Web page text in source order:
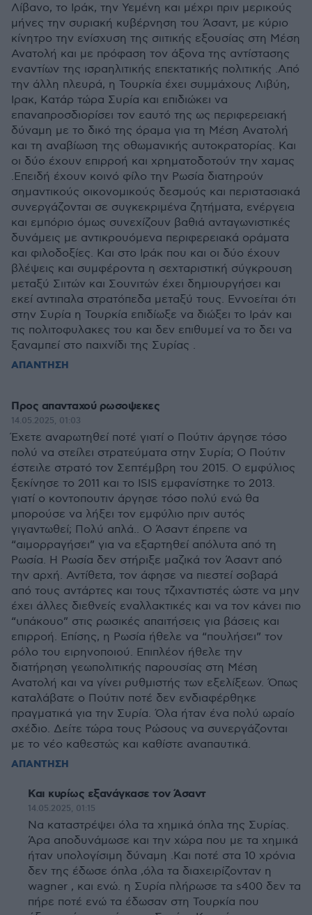
Λίβανο, το Ιράκ, την Υεμένη και μέχρι πριν μερικούς
μήνες την συριακή κυβέρνηση του Άσαντ, με κύριο
κίνητρο την ενίσχυση της σιιτικής εξουσίας στη Μέση
Ανατολή και με πρόφαση τον άξονα της αντίστασης
εναντίων της ισραηλιτικής επεκτατικής πολιτικής .Από
την άλλη πλευρά, η Τουρκία έχει συμμάχους Λιβύη,
Ιρακ, Κατάρ τώρα Συρία και επιδιώκει να
επαναπροσδιορίσει τον εαυτό της ως περιφερειακή
δύναμη με το δικό της όραμα για τη Μέση Ανατολή
και τη αναβίωση της οθωμανικής αυτοκρατορίας. Και
οι δύο έχουν επιρροή και χρηματοδοτούν την χαμας
.Επειδή έχουν κοινό φίλο την Ρωσία διατηρούν
σημαντικούς οικονομικούς δεσμούς και περιστασιακά
συνεργάζονται σε συγκεκριμένα ζητήματα, ενέργεια
και εμπόριο όμως συνεχίζουν βαθιά ανταγωνιστικές
δυνάμεις με αντικρουόμενα περιφερειακά οράματα
και φιλοδοξίες. Και στο Ιράκ που και οι δύο έχουν
βλέψεις και συμφέροντα η σεχταριστική σύγκρουση
μεταξύ Σιιτών και Σουνιτών έχει δημιουργήσει και
εκεί αντιπαλα στρατόπεδα μεταξύ τους. Εννοείται ότι
στην Συρία η Τουρκία επιδίωξε να διώξει το Ιράν και
τις πολιτοφυλακες του και δεν επιθυμεί να το δει να
ξαναμπεί στο παιχνίδι της Συρίας .
ΑΠΑΝΤΗΣΗ
Προς απανταχού ρωσοψεκες
14.05.2025, 01:03
Έχετε αναρωτηθεί ποτέ γιατί ο Πούτιν άργησε τόσο
πολύ να στείλει στρατεύματα στην Συρία; Ο Πούτιν
έστειλε στρατό τον Σεπτέμβρη του 2015. Ο εμφύλιος
ξεκίνησε το 2011 και το ISIS εμφανίστηκε το 2013.
γιατί ο κοντοπουτιν άργησε τόσο πολύ ενώ θα
μπορούσε να λήξει τον εμφύλιο πριν αυτός
γιγαντωθεί; Πολύ απλά.. Ο Άσαντ έπρεπε να
“αιμορραγήσει” για να εξαρτηθεί απόλυτα από τη
Ρωσία. Η Ρωσία δεν στήριξε μαζικά τον Άσαντ από
την αρχή. Αντίθετα, τον άφησε να πιεστεί σοβαρά
από τους αντάρτες και τους τζιχαντιστές ώστε να μην
έχει άλλες διεθνείς εναλλακτικές και να τον κάνει πιο
“υπάκουο” στις ρωσικές απαιτήσεις για βάσεις και
επιρροή. Επίσης, η Ρωσία ήθελε να “πουλήσει” τον
ρόλο του ειρηνοποιού. Επιπλέον ήθελε την
διατήρηση γεωπολιτικής παρουσίας στη Μέση
Ανατολή και να γίνει ρυθμιστής των εξελίξεων. Όπως
καταλάβατε ο Πούτιν ποτέ δεν ενδιαφέρθηκε
πραγματικά για την Συρία. Όλα ήταν ένα πολύ ωραίο
σχέδιο. Δείτε τώρα τους Ρώσους να συνεργάζονται
με το νέο καθεστώς και καθίστε αναπαυτικά.
ΑΠΑΝΤΗΣΗ
Και κυρίως εξανάγκασε τον Άσαντ
14.05.2025, 01:15
Να καταστρέψει όλα τα χημικά όπλα της Συρίας.
Άρα αποδυνάμωσε και την χώρα που με τα χημικά
ήταν υπολογίσιμη δύναμη .Και ποτέ στα 10 χρόνια
δεν της έδωσε όπλα ,όλα τα διαχειρίζονταν η
wagner , και ενώ. η Συρία πλήρωσε τα s400 δεν τα
πήρε ποτέ ενώ τα έδωσαν στη Τουρκία που